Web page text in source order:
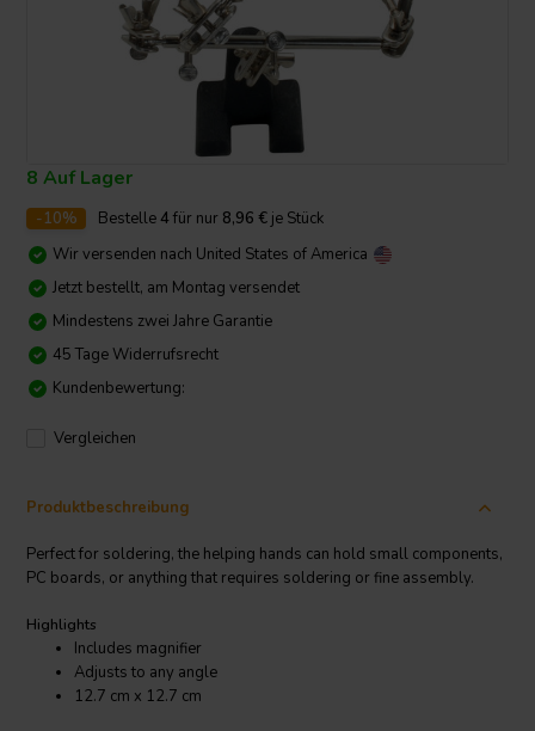
8 Auf Lager
-10% Bestelle4 für nur 8,96 € je Stück
Wir versenden nach United States of America
Jetzt bestellt, am Montag versendet
Mindestens zwei Jahre Garantie
45 Tage Widerrufsrecht
Kundenbewertung:
Vergleichen
Produktbeschreibung
Perfect for soldering, the helping hands can hold small components,
PC boards, or anything that requires soldering or fine assembly.
Highlights
Includes magnifier
Adjusts to any angle
12.7 cm x 12.7 cm